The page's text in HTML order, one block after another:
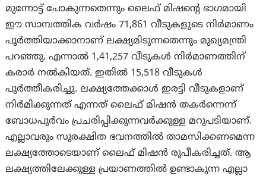
മുന്നോട്ട് പോകുന്നതെന്നും ലൈഫ് മിഷന്റെ ഭാഗമായി
ഈ സാമ്പത്തിക വർഷം 71,861 വീടുകളുടെ നിർമാണം
പൂർത്തിയാക്കാനാണ് ലക്ഷ്യമിടുന്നതെന്നും മുഖ്യമന്ത്രി
പറഞ്ഞു. എന്നാൽ 1,41,257 വീടുകൾ നിർമാണത്തിന്
കരാർ നൽകിയത്. ഇതിൽ 15,518 വീടുകൾ
പൂർത്തീകരിച്ചു. ലക്ഷ്യത്തേക്കാൾ ഇരട്ടി വീടുകളാണ്
നിർമിക്കുന്നത് എന്നത് ലൈഫ് മിഷന്‍ തകർന്നെന്ന്
ബോധപൂർവം പ്രചരിപ്പിക്കുന്നവർക്കുള്ള മറുപടിയാണ്.
എല്ലാവരും സുരക്ഷിത ഭവനത്തിൽ താമസിക്കണമെന്ന
ലക്ഷ്യത്തോടെയാണ് ലൈഫ് മിഷൻ രൂപീകരിച്ചത്. ആ
ലക്ഷ്യത്തിലേക്കുള്ള പ്രയാണത്തില്‍ ഉണ്ടാകുന്ന എല്ലാ